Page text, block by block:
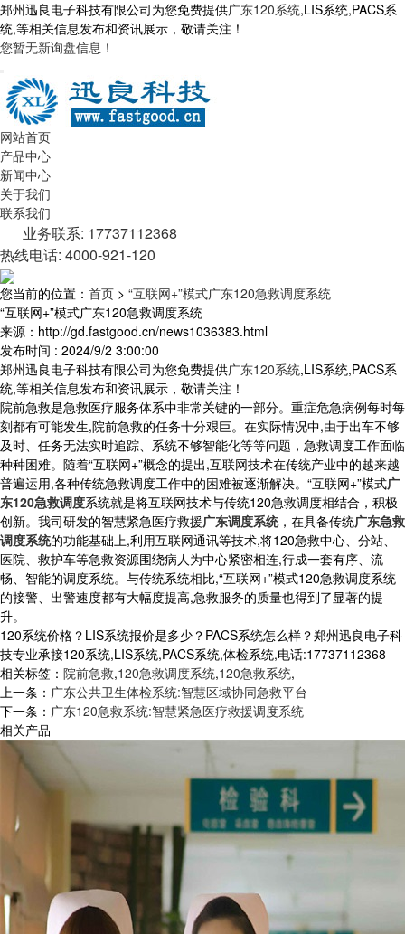
郑州迅良电子科技有限公司为您免费提供广东120系统,LIS系统,PACS系
统,等相关信息发布和资讯展示，敬请关注！
您暂无新询盘信息！
网站首页
产品中心
新闻中心
关于我们
联系我们
业务联系: 17737112368
热线电话: 4000-921-120
您当前的位置： 首页 > “互联网+”模式广东120急救调度系统
“互联网+”模式广东120急救调度系统
来源：http://gd.fastgood.cn/news1036383.html
发布时间 : 2024/9/2 3:00:00
郑州迅良电子科技有限公司为您免费提供广东120系统,LIS系统,PACS系
统,等相关信息发布和资讯展示，敬请关注！
院前急救是急救医疗服务体系中非常关键的一部分。重症危急病例每时每
刻都有可能发生,院前急救的任务十分艰巨。在实际情况中,由于出车不够
及时、任务无法实时追踪、系统不够智能化等等问题，急救调度工作面临
种种困难。随着“互联网+”概念的提出,互联网技术在传统产业中的越来越
普遍运用,各种传统急救调度工作中的困难被逐渐解决。“互联网+”模式广
东120急救调度系统就是将互联网技术与传统120急救调度相结合，积极
创新。我司研发的智慧紧急医疗救援广东调度系统，在具备传统广东急救
调度系统的功能基础上,利用互联网通讯等技术,将120急救中心、分站、
医院、救护车等急救资源围绕病人为中心紧密相连,行成一套有序、流
畅、智能的调度系统。与传统系统相比,“互联网+”模式120急救调度系统
的接警、出警速度都有大幅度提高,急救服务的质量也得到了显著的提
升。
120系统价格？LIS系统报价是多少？PACS系统怎么样？郑州迅良电子科
技专业承接120系统,LIS系统,PACS系统,体检系统,电话:17737112368
相关标签： 院前急救,120急救调度系统,120急救系统,
上一条： 广东公共卫生体检系统:智慧区域协同急救平台
下一条： 广东120急救系统:智慧紧急医疗救援调度系统
相关产品